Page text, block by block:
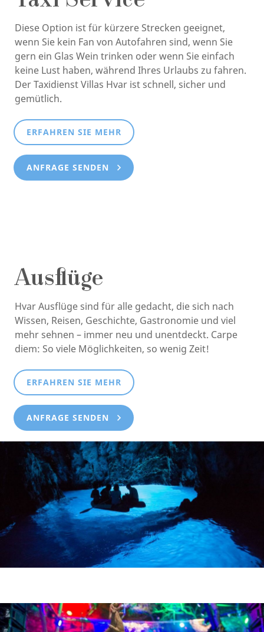
Diese Option ist für kürzere Strecken geeignet,
wenn Sie kein Fan von Autofahren sind, wenn Sie
gern ein Glas Wein trinken oder wenn Sie einfach
keine Lust haben, während Ihres Urlaubs zu fahren.
Der Taxidienst Villas Hvar ist schnell, sicher und
gemütlich.
ERFAHREN SIE MEHR
ANFRAGE SENDEN
Ausflüge
Hvar Ausflüge sind für alle gedacht, die sich nach
Wissen, Reisen, Geschichte, Gastronomie und viel
mehr sehnen – immer neu und unentdeckt. Carpe
diem: So viele Möglichkeiten, so wenig Zeit!
ERFAHREN SIE MEHR
ANFRAGE SENDEN